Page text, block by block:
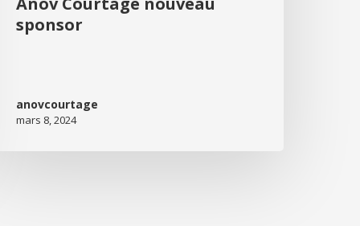
sponsor
anovcourtage
mars 8, 2024